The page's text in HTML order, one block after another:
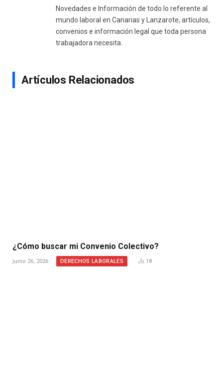
Novedades e Información de todo lo referente al
mundo laboral en Canarias y Lanzarote, artículos,
convenios e información legal que toda persona
trabajadora necesita.
Artículos Relacionados
¿Cómo buscar mi Convenio Colectivo?
junio 26, 2026 DERECHOS LABORALES 18